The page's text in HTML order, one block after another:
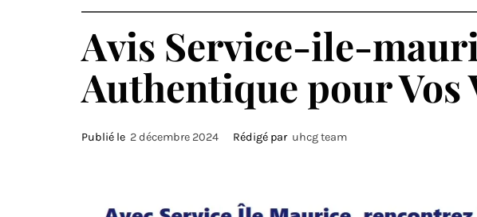
Avis Service-ile-
Authentique pour Vos
Publié le 2 décembre 2024 Rédigé par uhcg team